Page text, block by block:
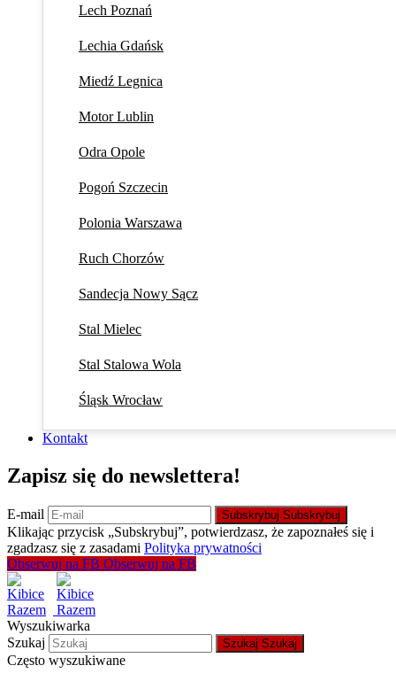
Lech Poznań
Lechia Gdańsk
Miedź Legnica
Motor Lublin
Odra Opole
Pogoń Szczecin
Polonia Warszawa
Ruch Chorzów
Sandecja Nowy Sącz
Stal Mielec
Stal Stalowa Wola
Śląsk Wrocław
Kontakt
Zapisz się do newslettera!
E-mail Subskrybuj Subskrybuj
Klikając przycisk „Subskrybuj”, potwierdzasz, że zapoznałeś się i
zgadzasz się z zasadami Polityka prywatności
Obserwuj na FB Obserwuj na FB
Wyszukiwarka
Szukaj
Szukaj Szukaj
Często wyszukiwane